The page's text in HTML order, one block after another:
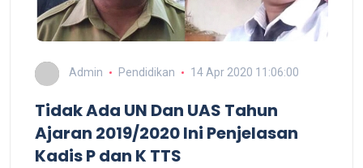
Admin Pendidikan 14 Apr 2020 11:06:00
Tidak Ada UN Dan UAS Tahun
Ajaran 2019/2020 Ini Penjelasan
Kadis P dan K TTS